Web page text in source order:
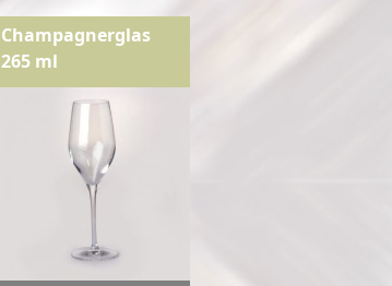
Champagnerglas
265 ml